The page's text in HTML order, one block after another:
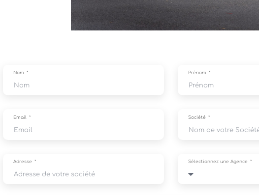
Nom Prénom
Email Société
Adresse Sélectionnez une Agence